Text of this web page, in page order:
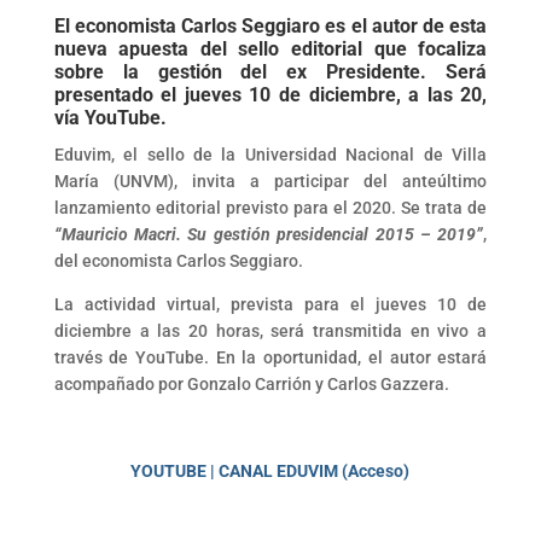
El economista Carlos Seggiaro es el autor de esta
nueva apuesta del sello editorial que focaliza
sobre la gestión del ex Presidente. Será
presentado el jueves 10 de diciembre, a las 20,
vía YouTube.
Eduvim, el sello de la Universidad Nacional de Villa
María (UNVM), invita a participar del anteúltimo
lanzamiento editorial previsto para el 2020. Se trata de
“Mauricio Macri. Su gestión presidencial 2015 – 2019”,
del economista Carlos Seggiaro.
La actividad virtual, prevista para el jueves 10 de
diciembre a las 20 horas, será transmitida en vivo a
través de YouTube. En la oportunidad, el autor estará
acompañado por Gonzalo Carrión y Carlos Gazzera.
YOUTUBE | CANAL EDUVIM (Acceso)